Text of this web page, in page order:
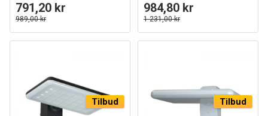
791,20 kr
989,00 kr
984,80 kr
1 231,00 kr
Tilbud Tilbud